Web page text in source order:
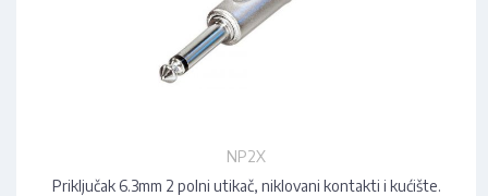
NP2X
Priključak 6.3mm 2 polni utikač, niklovani kontakti i kućište.